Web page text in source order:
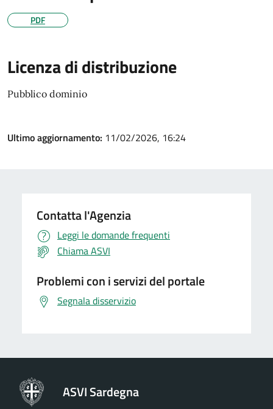
PDF
Licenza di distribuzione
Pubblico dominio
Ultimo aggiornamento: 11/02/2026, 16:24
Contatta l'Agenzia
Leggi le domande frequenti
Chiama ASVI
Problemi con i servizi del portale
Segnala disservizio
ASVI Sardegna